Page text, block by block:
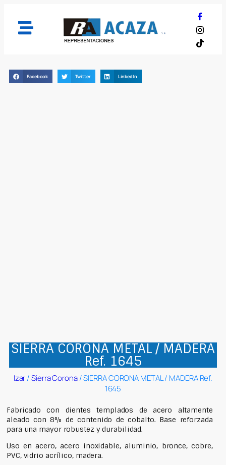
Facebook Twitter LinkedIn
SIERRA CORONA METAL / MADERA
Ref. 1645
Izar/Sierra Corona/ SIERRA CORONA METAL / MADERA Ref.
1645
Fabricado con dientes templados de acero altamente
aleado con 8% de contenido de cobalto. Base reforzada
para una mayor robustez y durabilidad.
Uso en acero, acero inoxidable, aluminio, bronce, cobre,
PVC, vidrio acrílico, madera.